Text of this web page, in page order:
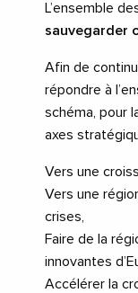
L’ensemble
sauvegarder
Afin de
répondre à
schéma, pour
axes
Vers une
Vers une
crises,
Faire de la
innovantes
Accélérer la